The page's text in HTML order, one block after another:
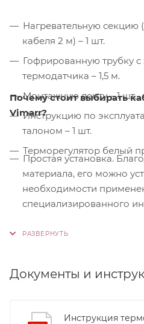
Нагревательную секцию
кабеля 2 м) – 1 шт.
Гофрированную трубку с
термодатчика – 1,5 м.
Монтажную ленту – 1 шт.
Инструкцию по
талоном – 1 шт.
Терморегулятор белый
Почему стоит выбирать
Vimarr?
Простая установка.
материала, его можно
необходимости
специализированного
используются только
9001:2015. Это
Документы и
Инструкция